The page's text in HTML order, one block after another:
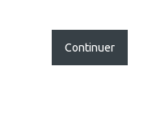
Continuer